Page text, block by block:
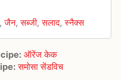
,जैन,सब्जी,सलाद,स्नैक्स
ऑरेंज केक
समोसा सेंडविच